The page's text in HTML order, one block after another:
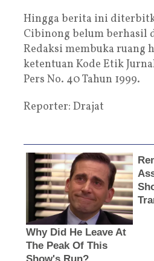
Hingga berita ini
Cibinong belum berhasil
Redaksi membuka ruang
ketentuan Kode Etik
Pers No. 40 Tahun 1999.
Reporter: Drajat